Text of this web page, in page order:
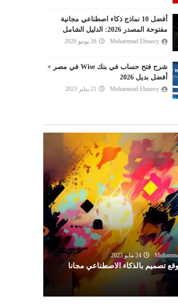
أفضل 10 نماذج ذكاء اصطناعي مجانية
مفتوحة المصدر 2026: الدليل الشامل
Muhammad Elmasry 26 يونيو 2026
شرح فتح حساب في بنك Wise في مصر +
أفضل بديل 2026
Muhammad Elmasry 21 يناير 2023
Top 10
Muhammad Elmasry
13 أغسطس 2022
تحميل أفضل 11 قاموس إنجليزي عربي ناطق
مجانا 2026